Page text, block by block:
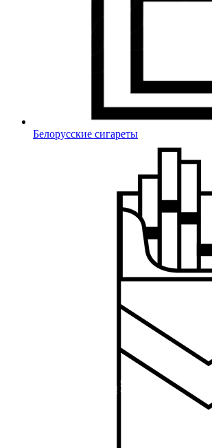
Белорусские сигареты